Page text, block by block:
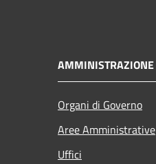
AMMINISTRAZIONE
Organi di Governo
Aree Amministrative
Uffici